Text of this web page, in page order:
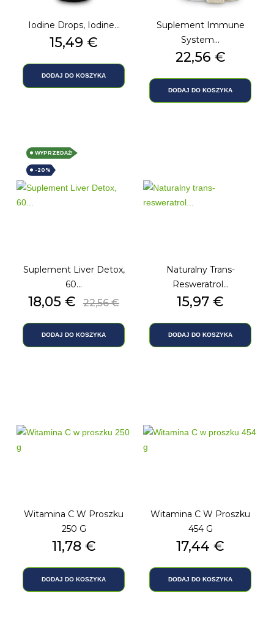
Iodine Drops, Iodine...
Cena
15,49 €
DODAJ DO KOSZYKA
Suplement Immune
System...
Cena
22,56 €
DODAJ DO KOSZYKA
Suplement Liver Detox,
60...
Cena
18,05 € Cena
22,56 €
DODAJ DO KOSZYKA
WYPRZEDAŻ!
-20%
Naturalny Trans-
Resweratrol...
Cena
15,97 €
DODAJ DO KOSZYKA
Witamina C W Proszku
250 G
Cena
11,78 €
DODAJ DO KOSZYKA
Witamina C W Proszku
454 G
Cena
17,44 €
DODAJ DO KOSZYKA